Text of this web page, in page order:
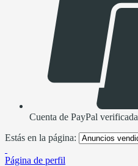
Cuenta de PayPal verificada
Estás en la página:
Página de perfil